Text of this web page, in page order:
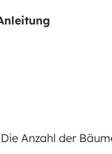
Anzahl der